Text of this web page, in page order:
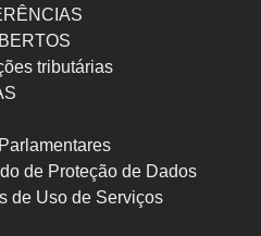
tributárias
de Proteção de Dados
de Uso de Serviços